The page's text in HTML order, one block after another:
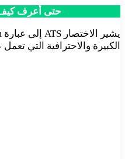
حتى أعرف كيف
الكبيرة والاحترافية التي